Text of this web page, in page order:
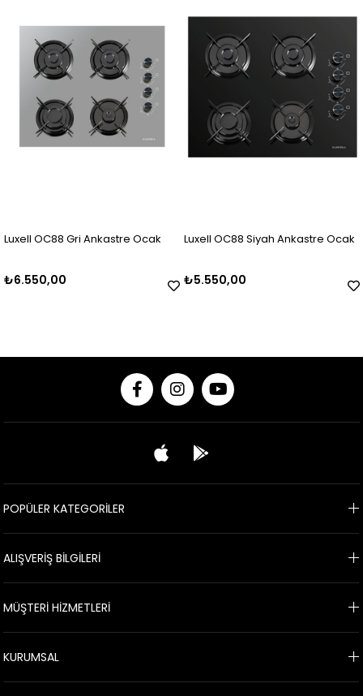
Luxell OC88 Gri Ankastre Ocak
₺6.550,00
Luxell OC88 Siyah Ankastre Ocak
₺5.550,00
POPÜLER KATEGORİLER
ALIŞVERİŞ BİLGİLERİ
MÜŞTERİ HİZMETLERİ
KURUMSAL